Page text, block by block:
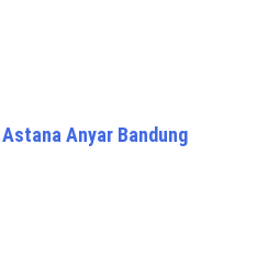
Anyar Bandung